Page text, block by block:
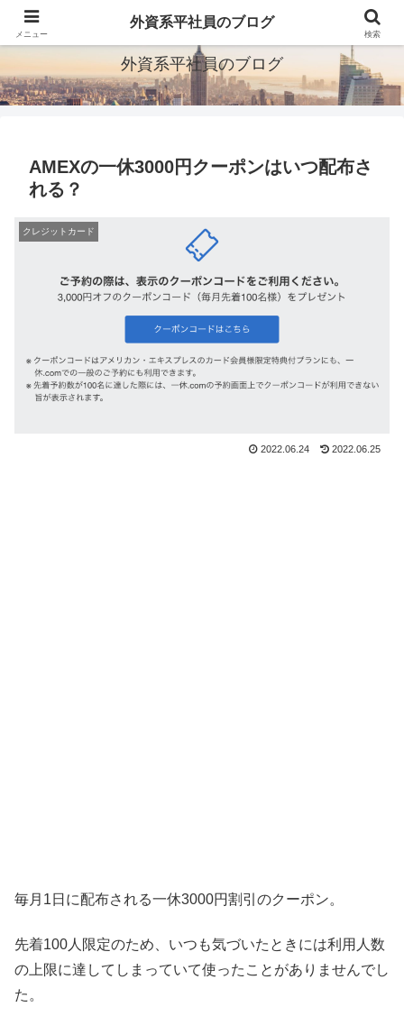
ITとか転職とか旅行とか
外資系平社員のブログ
AMEXの一休3000円クーポンはいつ配布さ
れる？
クレジットカード
2022.06.24 2022.06.25
毎月1日に配布される一休3000円割引のクーポン。
先着100人限定のため、いつも気づいたときには利用人数
の上限に達してしまっていて使ったことがありませんでし
た。
メニュー
外資系平社員のブログ
検索